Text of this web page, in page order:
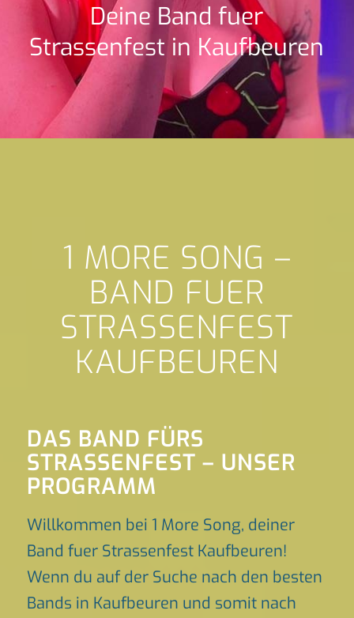
Deine Band fuer
Strassenfest in Kaufbeuren
1 MORE SONG –
BAND FUER
STRASSENFEST
KAUFBEUREN
DAS BAND FÜRS
STRASSENFEST – UNSER P
ROGRAMM
Willkommen bei 1 More Song, deiner
Band fuer Strassenfest Kaufbeuren!
Wenn du auf der Suche nach den besten
Bands in Kaufbeuren und somit nach